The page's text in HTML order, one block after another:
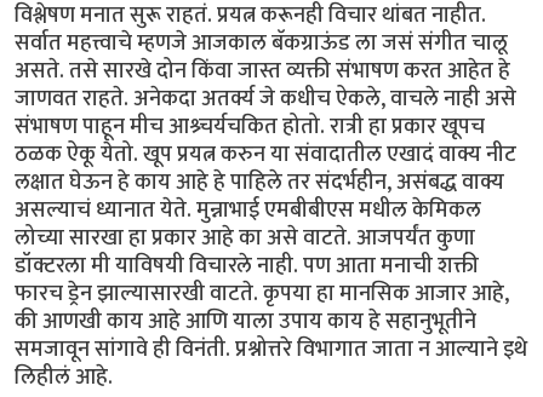
विश्लेषण मनात सुरू राहतं. प्रयत्न करूनही विचार थांबत नाहीत.
सर्वात महत्त्वाचे म्हणजे आजकाल बॅकग्राऊंड ला जसं संगीत चालू
असते. तसे सारखे दोन किंवा जास्त व्यक्ती संभाषण करत आहेत हे
जाणवत राहते. अनेकदा अतर्क्य जे कधीच ऐकले, वाचले नाही असे
संभाषण पाहून मीच आश्र्चर्यचकित होतो. रात्री हा प्रकार खूपच
ठळक ऐकू येतो. खूप प्रयत्न करुन या संवादातील एखादं वाक्य नीट
लक्षात घेऊन हे काय आहे हे पाहिले तर संदर्भहीन, असंबद्ध वाक्य
असल्याचं ध्यानात येते. मुन्नाभाई एमबीबीएस मधील केमिकल
लोच्या सारखा हा प्रकार आहे का असे वाटते. आजपर्यंत कुणा
डॉक्टरला मी याविषयी विचारले नाही. पण आता मनाची शक्ती
फारच ड्रेन झाल्यासारखी वाटते. कृपया हा मानसिक आजार आहे,
की आणखी काय आहे आणि याला उपाय काय हे सहानुभूतीने
समजावून सांगावे ही विनंती. प्रश्नोत्तरे विभागात जाता न आल्याने इथे
लिहीलं आहे.